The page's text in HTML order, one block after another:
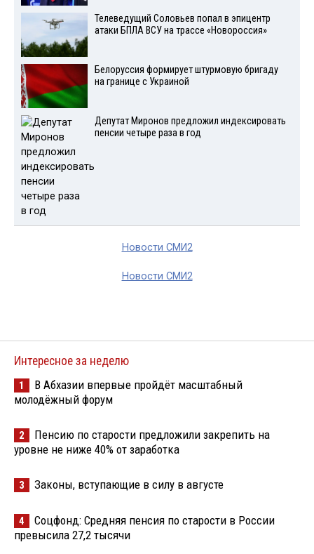
Телеведущий Соловьев попал в эпицентр
атаки БПЛА ВСУ на трассе «Новороссия»
Белоруссия формирует штурмовую бригаду
на границе с Украиной
Депутат Миронов предложил индексировать
пенсии четыре раза в год
Новости СМИ2
Новости СМИ2
Интересное за неделю
1
В Абхазии впервые пройдёт масштабный
молодёжный форум
2
Пенсию по старости предложили закрепить на
уровне не ниже 40% от заработка
3 Законы, вступающие в силу в августе
4
Соцфонд: Средняя пенсия по старости в России
превысила 27,2 тысячи